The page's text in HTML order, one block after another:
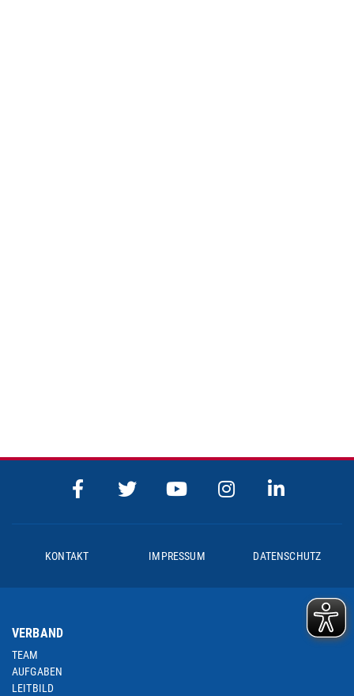
KONTAKT IMPRESSUM DATENSCHUTZ
VERBAND
TEAM
AUFGABEN
LEITBILD